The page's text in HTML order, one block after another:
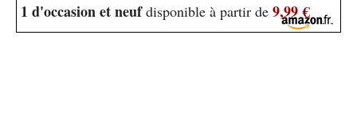
1 d'occasion et neufdisponible à partir de 9,99 €